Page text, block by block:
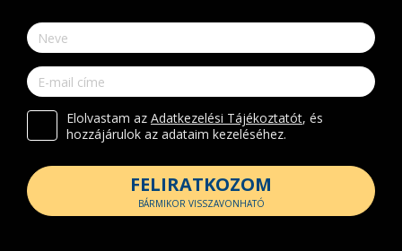
Elolvastam az Adatkezelési Tájékoztatót, és
hozzájárulok az adataim kezeléséhez.
FELIRATKOZOM
BÁRMIKOR VISSZAVONHATÓ